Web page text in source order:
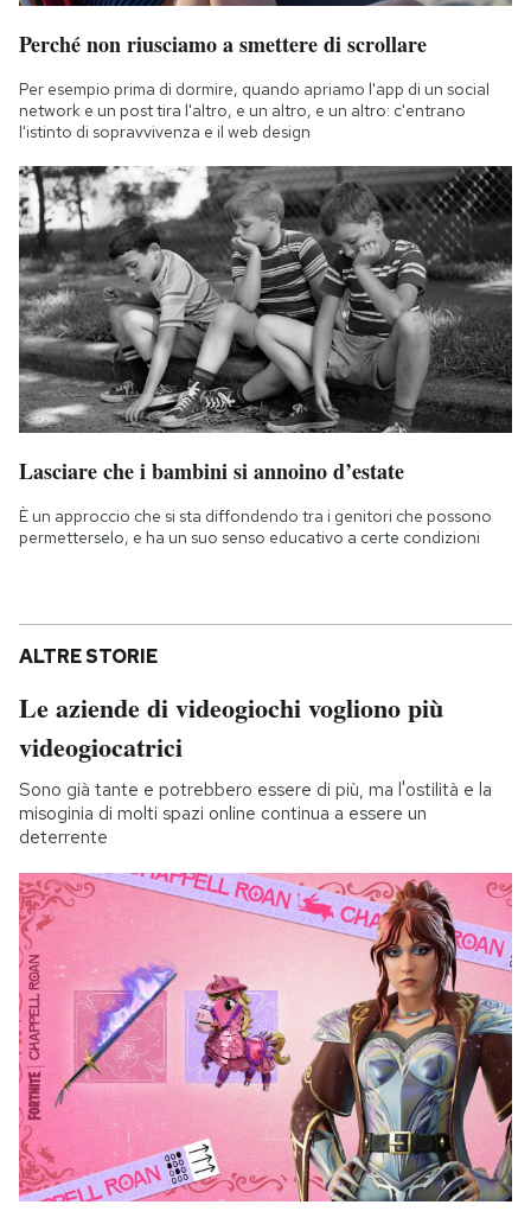
Perché non riusciamo a smettere di scrollare
Per esempio prima di dormire, quando apriamo l'app di un social
network e un post tira l'altro, e un altro, e un altro: c'entrano
l'istinto di sopravvivenza e il web design
Lasciare che i bambini si annoino d’estate
È un approccio che si sta diffondendo tra i genitori che possono
permetterselo, e ha un suo senso educativo a certe condizioni
ALTRE STORIE
Le aziende di videogiochi vogliono più
videogiocatrici
Sono già tante e potrebbero essere di più, ma l'ostilità e la
misoginia di molti spazi online continua a essere un
deterrente